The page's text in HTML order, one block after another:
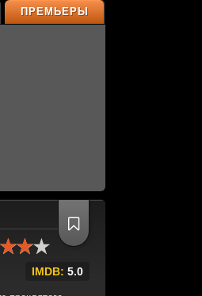
ПРЕМЬЕРЫ
IMDB: 5.0